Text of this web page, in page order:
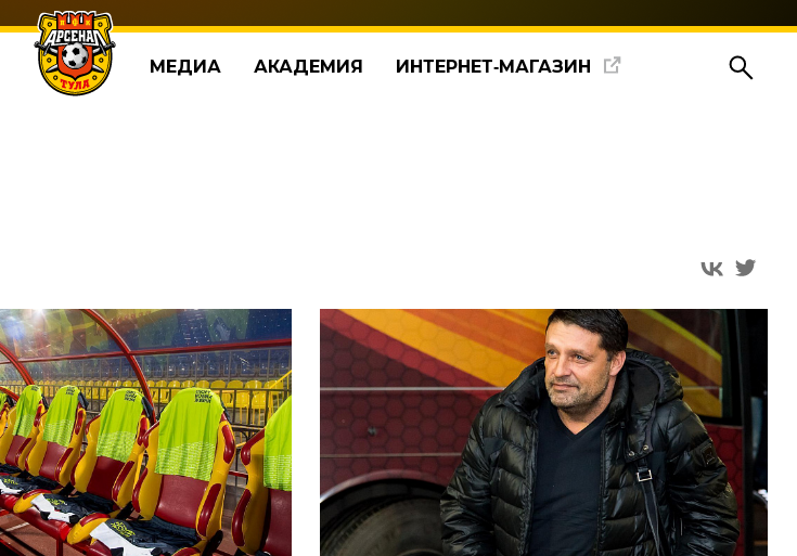
МЕДИА АКАДЕМИЯ ИНТЕРНЕТ‑МАГАЗИН